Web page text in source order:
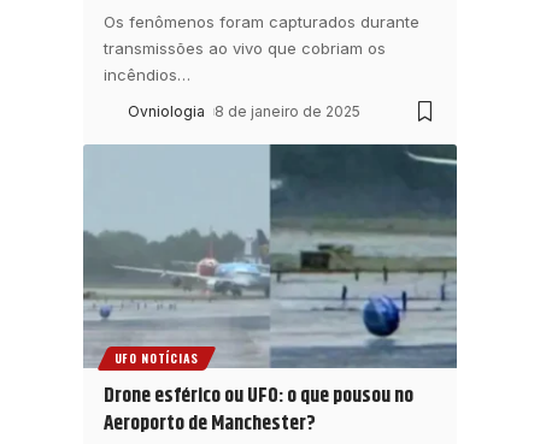
Os fenômenos foram capturados durante
transmissões ao vivo que cobriam os
incêndios…
Ovniologia 8 de janeiro de 2025
UFO NOTÍCIAS
Drone esférico ou UFO: o que pousou no
Aeroporto de Manchester?